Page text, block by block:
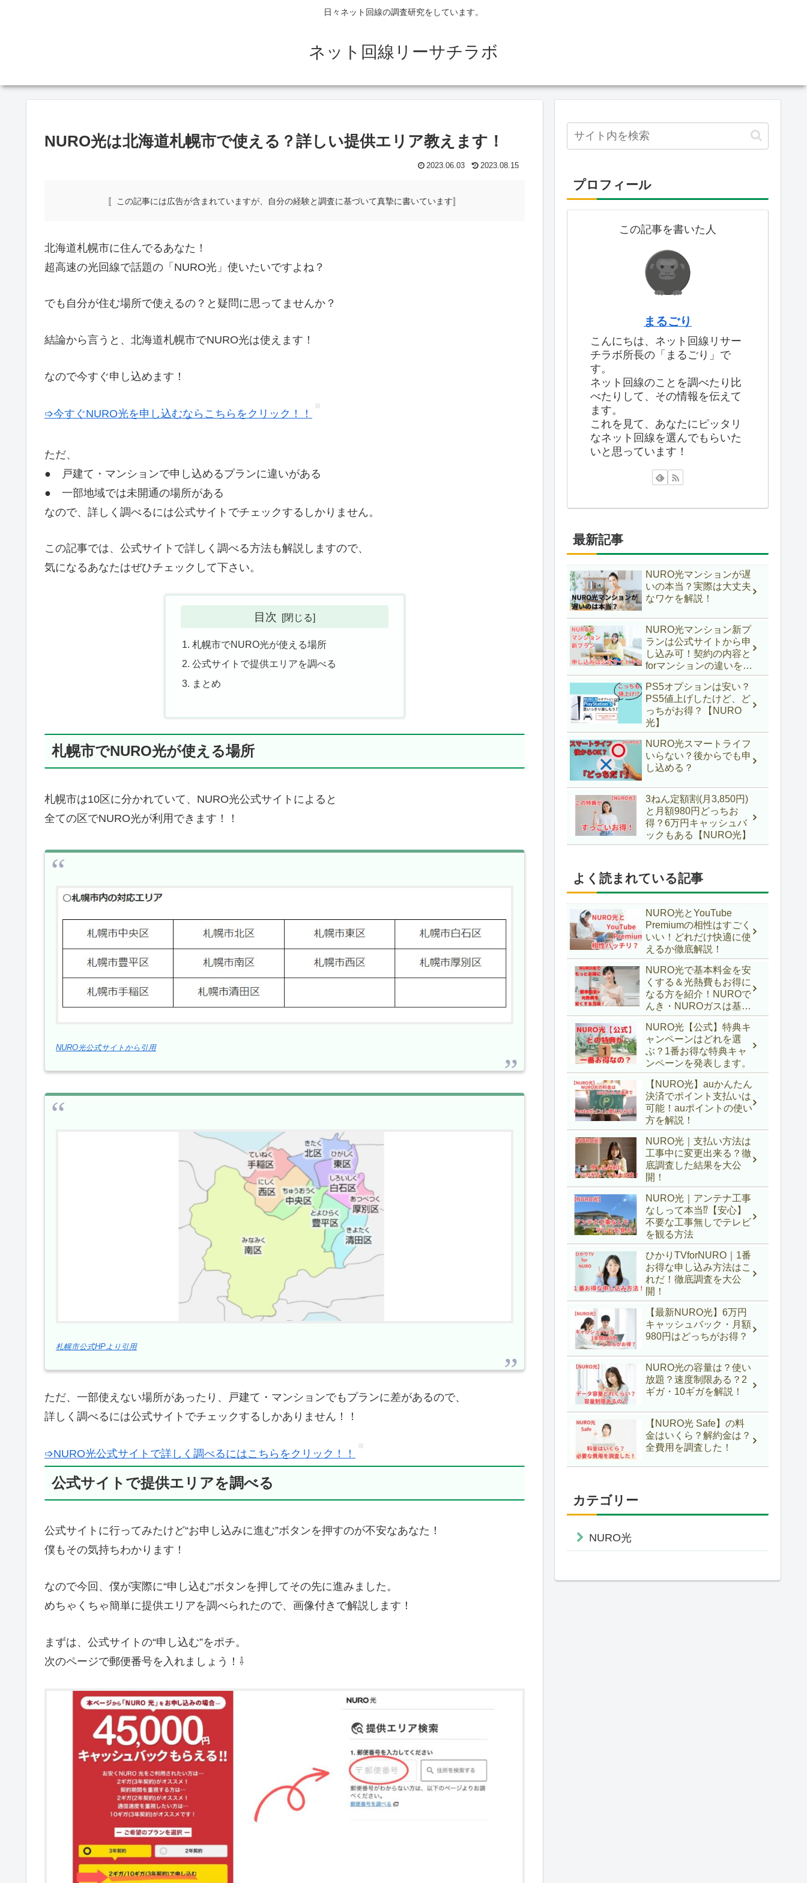
日々ネット回線の調査研究をしています。
ネット回線リーサチラボ
NURO光は北海道札幌市で使える？詳しい提供エリア教えます！
2023.06.03 2023.08.15
〚この記事には広告が含まれていますが、自分の経験と調査に基づいて真摯に書いています〛
北海道札幌市に住んでるあなた！
超高速の光回線で話題の「NURO光」使いたいですよね？
でも自分が住む場所で使えるの？と疑問に思ってませんか？
結論から言うと、北海道札幌市でNURO光は使えます！
なので今すぐ申し込めます！
➩今すぐNURO光を申し込むならこちらをクリック！！
ただ、
● 戸建て・マンションで申し込めるプランに違いがある
● 一部地域では未開通の場所がある
なので、詳しく調べるには公式サイトでチェックするしかりません。
この記事では、公式サイトで詳しく調べる方法も解説しますので、
気になるあなたはぜひチェックして下さい。
目次
札幌市でNURO光が使える場所
公式サイトで提供エリアを調べる
まとめ
札幌市でNURO光が使える場所
札幌市は10区に分かれていて、NURO光公式サイトによると
全ての区でNURO光が利用できます！！
NURO光公式サイトから引用
札幌市公式HPより引用
ただ、一部使えない場所があったり、戸建て・マンションでもプランに差があるので、
詳しく調べるには公式サイトでチェックするしかありません！！
➩NURO光公式サイトで詳しく調べるにはこちらをクリック！！
公式サイトで提供エリアを調べる
公式サイトに行ってみたけど“お申し込みに進む”ボタンを押すのが不安なあなた！
僕もその気持ちわかります！
なので今回、僕が実際に“申し込む”ボタンを押してその先に進みました。
めちゃくちゃ簡単に提供エリアを調べられたので、画像付きで解説します！
まずは、公式サイトの“申し込む”をポチ。
次のページで郵便番号を入れましょう！⇩
プロフィール
この記事を書いた人
まるごり
こんにちは、ネット回線リサー
チラボ所長の「まるごり」で
す。
ネット回線のことを調べたり比
べたりして、その情報を伝えて
ます。
これを見て、あなたにピッタリ
なネット回線を選んでもらいた
いと思っています！
最新記事
NURO光マンションが遅
いの本当？実際は大丈夫
なワケを解説！
NURO光マンション新プ
ランは公式サイトから申
し込み可！契約の内容と
forマンションの違いを調
べた
PS5オプションは安い？
PS5値上げしたけど、ど
っちがお得？【NURO
光】
NURO光スマートライフ
いらない？後からでも申
し込める？
3ねん定額割(月3,850円)
と月額980円どっちお
得？6万円キャッシュバ
ックもある【NURO光】
よく読まれている記事
NURO光とYouTube
Premiumの相性はすごく
いい！どれだけ快適に使
えるか徹底解説！
NURO光で基本料金を安
くする＆光熱費もお得に
なる方を紹介！NUROで
んき・NUROガスは基本
料金が安くなるだけじゃ
なかった！！
NURO光【公式】特典キ
ャンペーンはどれを選
ぶ？1番お得な特典キャ
ンペーンを発表します。
【NURO光】auかんたん
決済でポイント支払いは
可能！auポイントの使い
方を解説！
NURO光｜支払い方法は
工事中に変更出来る？徹
底調査した結果を大公
開！
NURO光｜アンテナ工事
なしって本当⁉【安心】
不要な工事無しでテレビ
を観る方法
ひかりTVforNURO｜1番
お得な申し込み方法はこ
れだ！徹底調査を大公
開！
【最新NURO光】6万円
キャッシュバック・月額
980円はどっちがお得？
NURO光の容量は？使い
放題？速度制限ある？2
ギガ・10ギガを解説！
【NURO光 Safe】の料
金はいくら？解約金は？
全費用を調査した！
カテゴリー
NURO光